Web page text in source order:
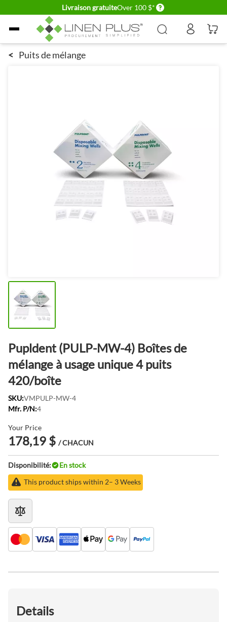
Livraison gratuiteOver 100 $* Delivery conditions
Allez au contenu
< Puits de mélange
Pupldent (PULP-MW-4) Boîtes de
mélange à usage unique 4 puits
420/boîte
SKU:VMPULP-MW-4
Mfr. P/N:4
Your Price
178,19 $ / CHACUN
Disponibilité:
En stock
This product ships within 2– 3 Weeks
Details